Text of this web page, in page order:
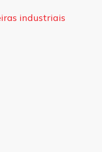
industriais